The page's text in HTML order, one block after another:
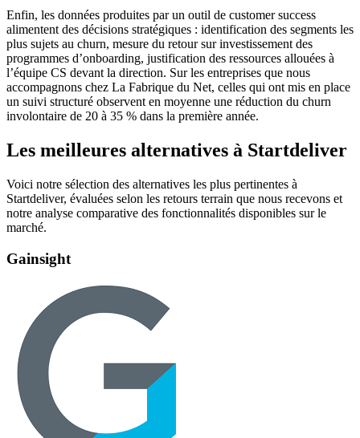
Enfin, les données produites par un outil de customer success
alimentent des décisions stratégiques : identification des segments les
plus sujets au churn, mesure du retour sur investissement des
programmes d’onboarding, justification des ressources allouées à
l’équipe CS devant la direction. Sur les entreprises que nous
accompagnons chez La Fabrique du Net, celles qui ont mis en place
un suivi structuré observent en moyenne une réduction du churn
involontaire de 20 à 35 % dans la première année.
Les meilleures alternatives à Startdeliver
Voici notre sélection des alternatives les plus pertinentes à
Startdeliver, évaluées selon les retours terrain que nous recevons et
notre analyse comparative des fonctionnalités disponibles sur le
marché.
Gainsight